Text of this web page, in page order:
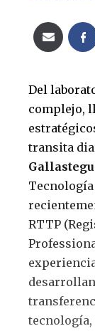
Del
complejo,
transita
Tecnología
RTTP
tecnología,